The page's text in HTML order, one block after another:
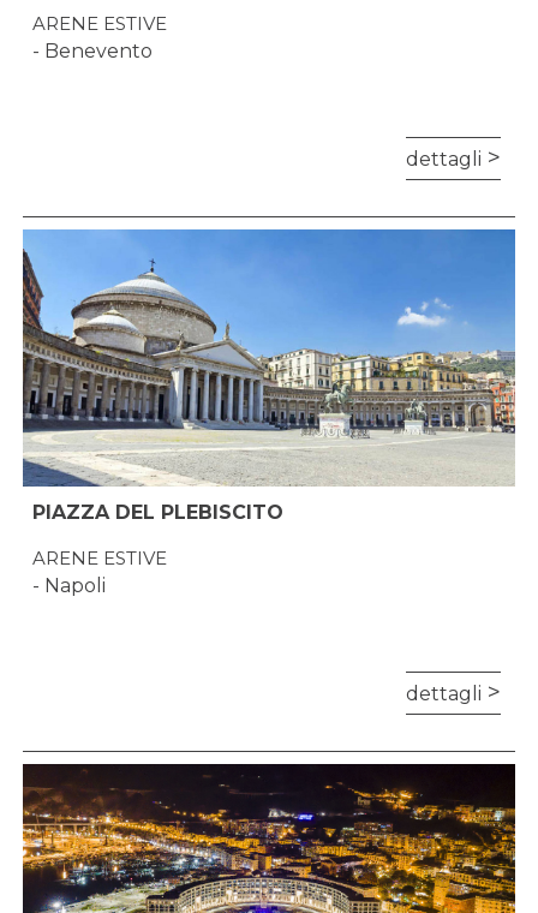
ARENE ESTIVE
- Benevento
dettagli
PIAZZA DEL PLEBISCITO
ARENE ESTIVE
- Napoli
dettagli